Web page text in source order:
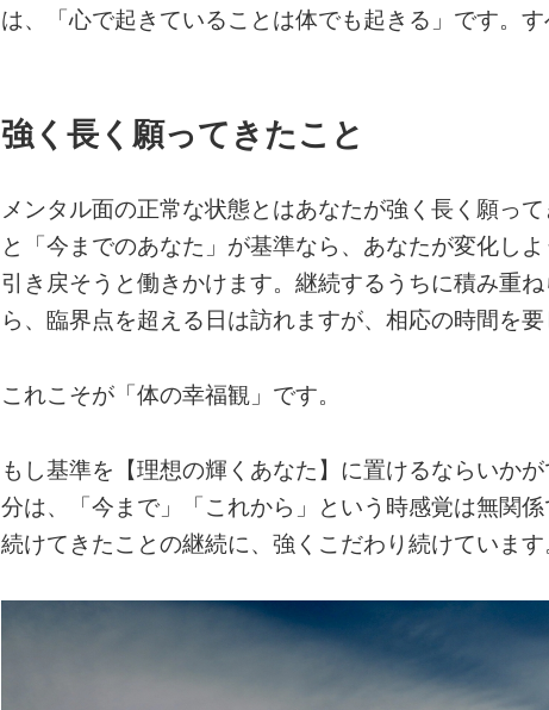
は、「心で起きていることは体でも起きる」です。す
強く長く願ってきたこと
メンタル面の正常な状態とはあなたが強く長く願っ
と「今までのあなた」が基準なら、あなたが変化し
引き戻そうと働きかけます。継続するうちに積み重
ら、臨界点を超える日は訪れますが、相応の時間を要
これこそが「体の幸福観」です。
もし基準を【理想の輝くあなた】に置けるならいか
分は、「今まで」「これから」という時感覚は無関
続けてきたことの継続に、強くこだわり続けています